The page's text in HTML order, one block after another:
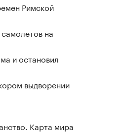
Римской
на
и остановил
выдворении
Карта мира